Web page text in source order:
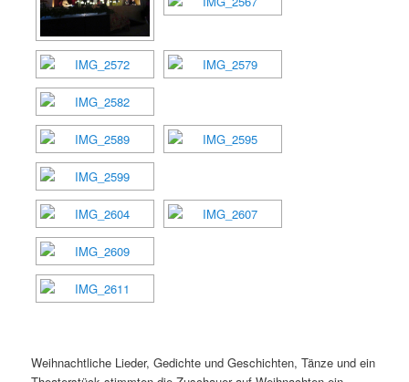
Weihnachtliche Lieder, Gedichte und Geschichten, Tänze und ein